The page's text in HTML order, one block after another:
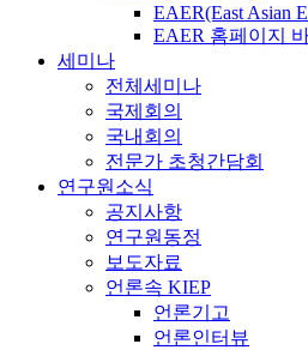
EAER(East Asian
EAER 홈페이지
세미나
전체세미나
국제회의
국내회의
전문가 초청간담회
연구원소식
공지사항
연구원동정
보도자료
언론속 KIEP
언론기고
언론인터뷰